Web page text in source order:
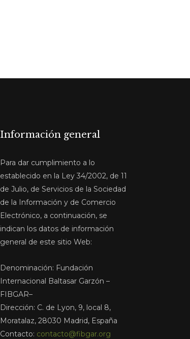
Información general
Para dar cumplimiento a lo
establecido en la Ley 34/2002, de 11
de Julio, de Servicios de la Sociedad
de la Información y de Comercio
Electrónico, a continuación, se
indican los datos de información
general de este sitio Web:
Denominación: Fundación
Internacional Baltasar Garzón –
FIBGAR–
Dirección: C. de Lyon, 9, local 8,
Moratalaz, 28030 Madrid, España
Contacto: contacto@fibgar.org